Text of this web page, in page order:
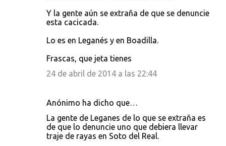
Y la gente aún se extraña de que se denuncie
esta cacicada.
Lo es en Leganés y en Boadilla.
Frascas, que jeta tienes
24 de abril de 2014 a las 22:44
Anónimo ha dicho que…
La gente de Leganes de lo que se extraña es
de que lo denuncie uno que debiera llevar
traje de rayas en Soto del Real.